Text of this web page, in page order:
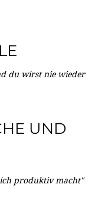
du wirst nie wieder
UND
produktiv macht"